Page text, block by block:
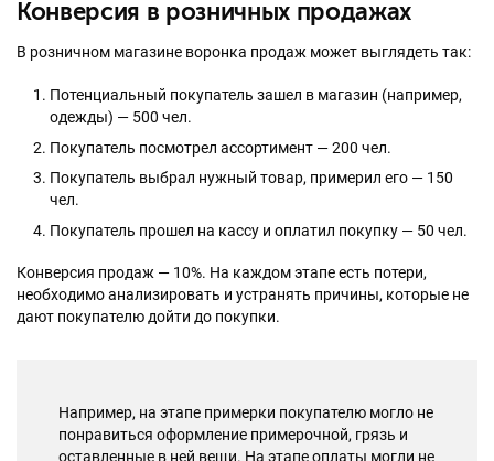
Конверсия в розничных продажах
В розничном магазине воронка продаж может выглядеть так:
Потенциальный покупатель зашел в магазин (например,
одежды) — 500 чел.
Покупатель посмотрел ассортимент — 200 чел.
Покупатель выбрал нужный товар, примерил его — 150
чел.
Покупатель прошел на кассу и оплатил покупку — 50 чел.
Конверсия продаж — 10%. На каждом этапе есть потери,
необходимо анализировать и устранять причины, которые не
дают покупателю дойти до покупки.
Например, на этапе примерки покупателю могло не
понравиться оформление примерочной, грязь и
оставленные в ней вещи. На этапе оплаты могли не